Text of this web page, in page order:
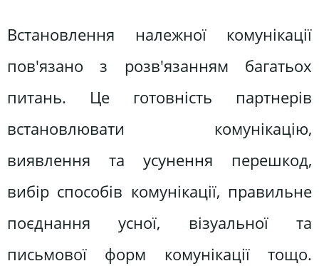
Встановлення належної комунікації
пов'язано з розв'язанням багатьох
питань. Це готовність партнерів
встановлювати комунікацію,
виявлення та усунення перешкод,
вибір способів комунікації, правильне
поєднання усної, візуальної та
письмової форм комунікації тощо.